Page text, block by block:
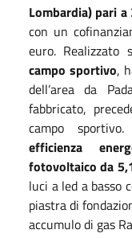
Lombardia) pari
con un
euro.
campo sportivo,
dell’area da
fabbricato,
campo sportivo.
efficienza
fotovoltaico da
luci a led a basso
piastra di
accumulo di gas